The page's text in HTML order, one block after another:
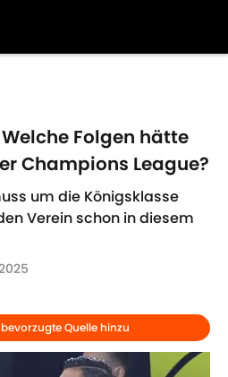
Folgen hätte
Champions League?
um die Königsklasse
Verein schon in diesem
Quelle hinzu